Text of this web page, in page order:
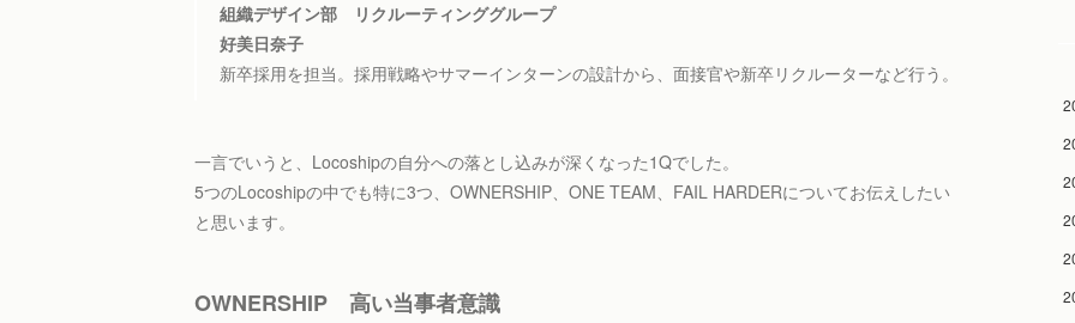
組織デザイン部 リクルーティンググループ
好美日奈子
新卒採用を担当。採用戦略やサマーインターンの設計から、面接官や新卒リクルーターなど行う。
一言でいうと、Locoshipの自分への落とし込みが深くなった1Qでした。
5つのLocoshipの中でも特に3つ、OWNERSHIP、ONE TEAM、FAIL HARDERについてお伝えしたい
と思います。
OWNERSHIP 高い当事者意識